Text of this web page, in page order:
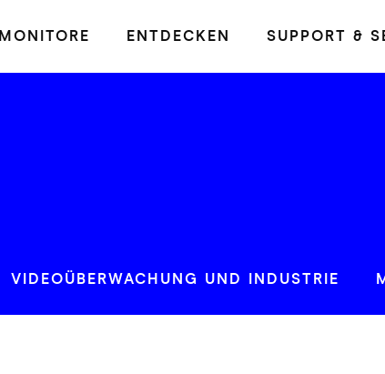
MONITORE ENTDECKEN SUPPORT &
VIDEOÜBERWACHUNG UND INDUSTRIE